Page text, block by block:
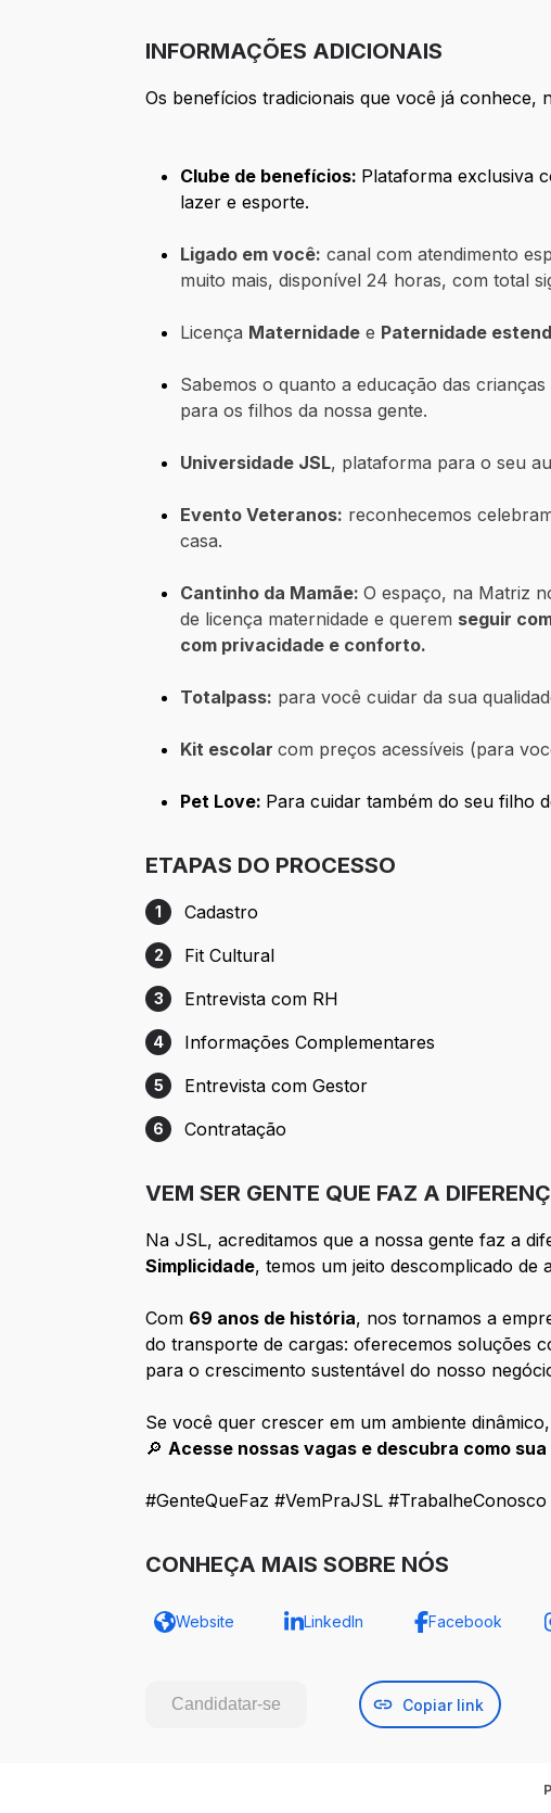
INFORMAÇÕES ADICIONAIS
Os benefícios tradicionais que você já conhece,
Clube de benefícios: Plataforma exclusiva
lazer e esporte.
Ligado em você: canal com atendimento
muito mais, disponível 24 horas, com total
Licença Maternidade e Paternidade
Sabemos o quanto a educação das
para os filhos da nossa gente.
Universidade JSL, plataforma para o seu
Evento Veteranos: reconhecemos
casa.
Cantinho da Mamãe:O espaço, na Matriz
de licença maternidade e querem seguir
com privacidade e conforto.
Totalpass: para você cuidar da sua
Kit escolarcom preços acessíveis (para
Pet Love: Para cuidar também do seu filho
ETAPAS DO PROCESSO
Etapa 1: Cadastro
1 Cadastro
Etapa 2: Fit Cultural
2 Fit Cultural
Etapa 3: Entrevista com RH
3 Entrevista com RH
Etapa 4: Informações Complementares
4 Informações Complementares
Etapa 5: Entrevista com Gestor
5 Entrevista com Gestor
Etapa 6: Contratação
6 Contratação
VEM SER GENTE QUE FAZ A
Na JSL, acreditamos que a nossa gente faz a
Simplicidade, temos um jeito descomplicado de
Com 69 anos de história, nos tornamos a
do transporte de cargas: oferecemos soluções
para o crescimento sustentável do nosso
Se você quer crescer em um ambiente
🔎Acesse nossas vagas e descubra como
#GenteQueFaz #VemPraJSL #TrabalheConosco
CONHEÇA MAIS SOBRE NÓS
Website LinkedIn Facebook
Candidatar-se Copiar link